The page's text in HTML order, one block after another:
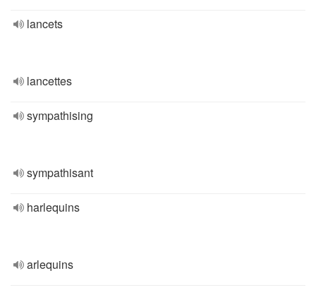
lancets
lancettes
sympathising
sympathisant
harlequins
arlequins